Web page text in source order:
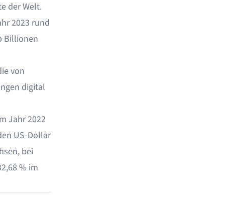
der Welt.
2023 rund
Billionen
von
digital
Jahr 2022
US-Dollar
bei
% im